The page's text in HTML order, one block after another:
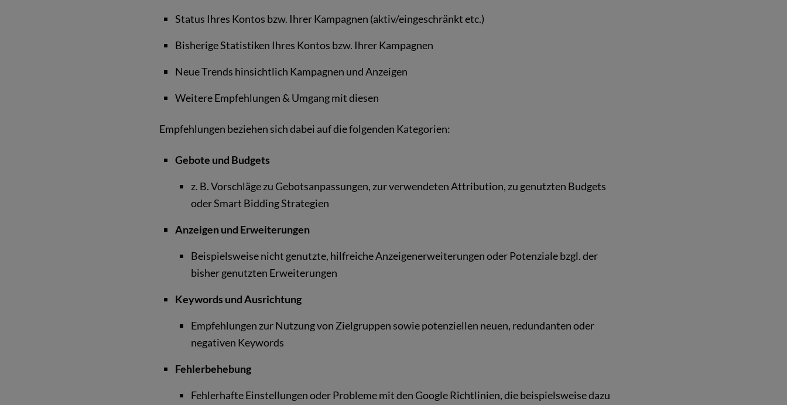
Status Ihres Kontos bzw. Ihrer Kampagnen (aktiv/eingeschränkt etc.)
Bisherige Statistiken Ihres Kontos bzw. Ihrer Kampagnen
Neue Trends hinsichtlich Kampagnen und Anzeigen
Weitere Empfehlungen & Umgang mit diesen
Empfehlungen beziehen sich dabei auf die folgenden Kategorien:
Gebote und Budgets
z. B. Vorschläge zu Gebotsanpassungen, zur verwendeten Attribution, zu genutzten Budgets
oder Smart Bidding Strategien
Anzeigen und Erweiterungen
Beispielsweise nicht genutzte, hilfreiche Anzeigenerweiterungen oder Potenziale bzgl. der
bisher genutzten Erweiterungen
Keywords und Ausrichtung
Empfehlungen zur Nutzung von Zielgruppen sowie potenziellen neuen, redundanten oder
negativen Keywords
Fehlerbehebung
Fehlerhafte Einstellungen oder Probleme mit den Google Richtlinien, die beispielsweise dazu